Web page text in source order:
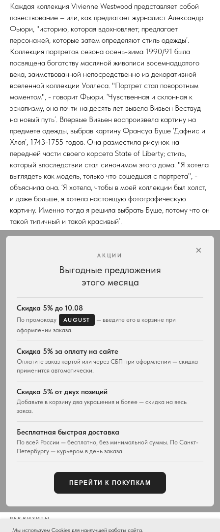
Каждая коллекция Vivienne Westwood представляет собой
повествование – или, как предлагает журналист Александр
Фьюри, "историю, которая вдохновляет; предлагает
персонажей, которые затем определяют стиль одежды’.
Коллекция портретов сезона осень-зима 1990/91 была
посвящена богатству масляной живописи восемнадцатого
века, заимствованной непосредственно из декоративной
вселенной коллекции Уоллеса. "Портрет стал поворотным
моментом", - говорит Фьюри. ‘Чувственная и склонная к
эскапизму, она почти на десять лет вывела Вивьен Вествуд
на новый путь’. Впервые Вивьен воспроизвела картину на
предмете одежды, выбрав картину Франсуа Буше ‘Дафнис и
Хлоя’, 1743-1755 годов. Она разместила рисунок на
передней части своего корсета State of Liberty; стиль,
который впоследствии стал синонимом этого дома. "Я хотела
выглядеть как модель, только что сошедшая с портрета", -
объяснила она. ‘Я хотела, чтобы в моей коллекции был холст,
и даже больше, я хотела настоящую фотографическую
картину. Именно тогда я решила выбрать Буше, потому что он
такой типичный и такой красивый’.
Мы используем Cookies для наилучшей работы сайта.
×
АКЦИИ
Выгодные предложения
этого месяца
Скидка 5% до 10.08
По промокоду AUGUST
— введите его в корзине при
оформлении заказа.
Скидка 5% за оплату на сайте
Оплатите заказ картой или через СБП при оформлении — скидка
применится автоматически.
Скидка 5% от двух позиций
Добавьте в корзину два украшения и более — скидка на весь
заказ.
Бесплатная быстрая доставка
По всей России — бесплатно, без минимальной суммы. По Санкт-
Петербургу — курьером в день заказа.
ПЕРЕЙТИ К ПОКУПКАМ
Браслеты
Кольца
Часы
ПОДАРКИ
Для неё
ПОКУПАТЕЛЯМ
Возврат товара
Вопросы и ответы
Отзывы покупателей
Карта сайта
Публичная оферта
WESTWOOD WORLD
Наследие бренда
+7 929 115-81-82
РЕКВИЗИТЫ
ООО «ЛМ» · ИНН 7807405914 · КПП 780701001 · ОГРН 1267800045149